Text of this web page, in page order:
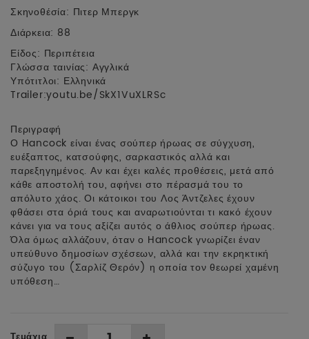
Σκηνοθέσία: Πιτερ Μπεργκ
Διάρκεια: 88
Είδος: Περιπέτεια
Γλώσσα ταινίας: Αγγλικά
Υπότιτλοι: Ελληνικά
Trailer:youtu.be/SkX1VuXLRSc
Περιγραφή
Ο Hancock είναι ένας σούπερ ήρωας σε σύγχυση,
ευέξαπτος, κατσούφης, σαρκαστικός αλλά και
παρεξηγημένος. Αν και έχει καλές προθέσεις, μετά από
κάθε αποστολή του, αφήνει στο πέρασμά του το
απόλυτο χάος. Οι κάτοικοι του Λος Άντζελες έχουν
φθάσει στα όριά τους και αναρωτιούνται τι κακό έχουν
κάνει για να τους αξίζει αυτός ο άθλιος σούπερ ήρωας.
Όλα όμως αλλάζουν, όταν ο Hancock γνωρίζει έναν
υπεύθυνο δημοσίων σχέσεων, αλλά και την εκρηκτική
σύζυγο του (Σαρλίζ Θερόν) η οποία τον θεωρεί χαμένη
υπόθεση…